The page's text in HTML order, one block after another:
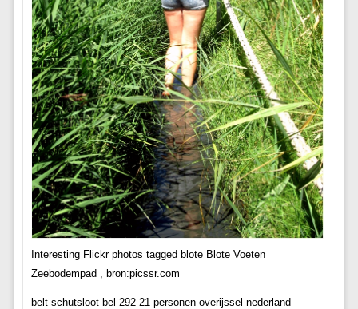
Interesting Flickr photos tagged blote Blote Voeten
Zeebodempad , bron:picssr.com
belt schutsloot bel 292 21 personen overijssel nederland